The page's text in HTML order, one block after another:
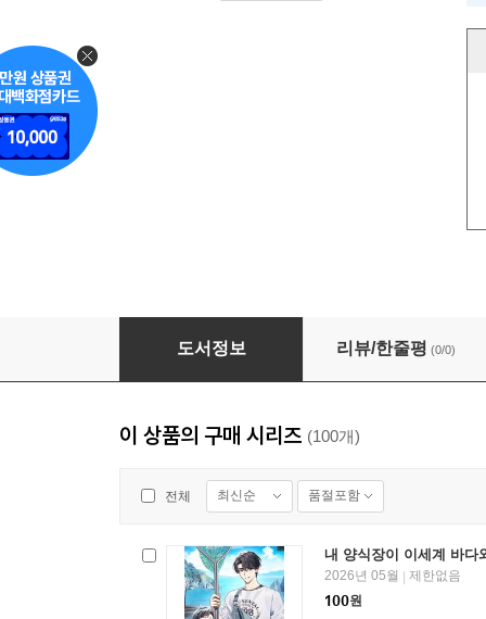
내 양식장이 이세계 바다와 연결됨 028화
도서정보 리뷰/한줄평 (0/0)
이 상품의 구매 시리즈 (100개)
전체 최신순 품절포함
내 양식장이 이세계 바다
2026년 05월 | 제한없음
100원